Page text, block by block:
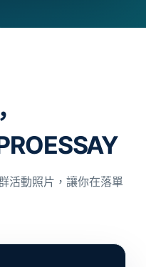
活動照片，讓你在落單